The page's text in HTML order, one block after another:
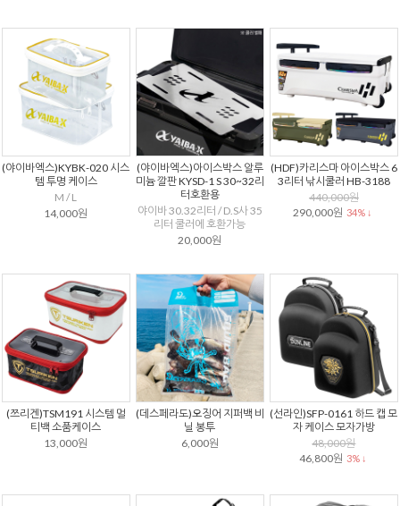
(야이바엑스)KYBK-020 시스
템 투명 케이스
M / L
14,000원
(야이바엑스)아이스박스 알루
미늄 깔판 KYSD-1 S 30~32리
터호환용
야이바 30.32리터 / D.S사 35
리터 쿨러에 호환가능
20,000원
(HDF)카리스마 아이스박스 6
3리터 낚시쿨러 HB-3188
440,000원
290,000원 34% ↓
(쯔리겐)TSM191 시스템 멀
티백 소품케이스
13,000원
(데스페라도)오징어 지퍼백 비
닐 봉투
6,000원
(선라인)SFP-0161 하드 캡 모
자 케이스 모자가방
48,000원
46,800원 3% ↓